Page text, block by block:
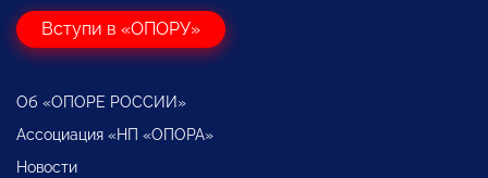
Вступи в «ОПОРУ»
Об «ОПОРЕ РОССИИ»
Ассоциация «НП «ОПОРА»
Новости